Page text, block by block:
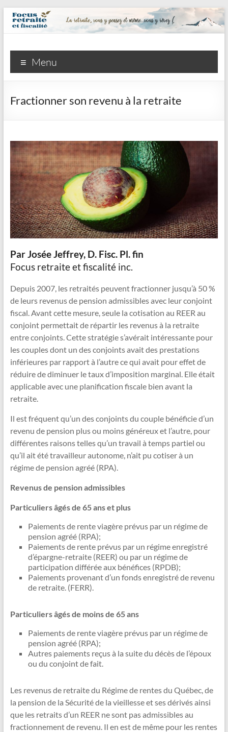
Focus
retraite
et
La
retraite,
vous
pensez
et
même,
vous
y
rêvez
!
Menu
Fractionner son revenu à la retraite
Par Josée Jeffrey, D. Fisc. Pl. fin
Focus retraite et fiscalité inc.
Depuis 2007, les retraités peuvent fractionner jusqu’à 50 %
de leurs revenus de pension admissibles avec leur conjoint
fiscal. Avant cette mesure, seule la cotisation au REER au
conjoint permettait de répartir les revenus à la retraite
entre conjoints. Cette stratégie s’avérait intéressante pour
les couples dont un des conjoints avait des prestations
inférieures par rapport à l’autre ce qui avait pour effet de
réduire de diminuer le taux d’imposition marginal. Elle était
applicable avec une planification fiscale bien avant la
retraite.
Il est fréquent qu’un des conjoints du couple bénéficie d’un
revenu de pension plus ou moins généreux et l’autre, pour
différentes raisons telles qu’un travail à temps partiel ou
qu’il ait été travailleur autonome, n’ait pu cotiser à un
régime de pension agréé (RPA).
Revenus de pension admissibles
Particuliers âgés de 65 ans et plus
Paiements de rente viagère prévus par un régime de
pension agréé (RPA);
Paiements de rente prévus par un régime enregistré
d’épargne-retraite (REER) ou par un régime de
participation différée aux bénéfices (RPDB);
Paiements provenant d’un fonds enregistré de revenu
de retraite. (FERR).
Particuliers âgés de moins de 65 ans
Paiements de rente viagère prévus par un régime de
pension agréé (RPA);
Autres paiements reçus à la suite du décès de l’époux
ou du conjoint de fait.
Les revenus de retraite du Régime de rentes du Québec, de
la pension de la Sécurité de la vieillesse et ses dérivés ainsi
que les retraits d’un REER ne sont pas admissibles au
fractionnement de revenu. Il en est de même pour les rentes